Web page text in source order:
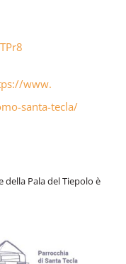
www.
santa-tecla/
della Pala del Tiepolo è